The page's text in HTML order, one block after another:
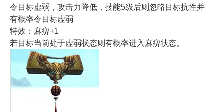
令目标虚弱，攻击力降低，技能5级后则忽略目标抗性并
有概率令目标虚弱
特效：麻痹+1
若目标当前处于虚弱状态则有概率进入麻痹状态。